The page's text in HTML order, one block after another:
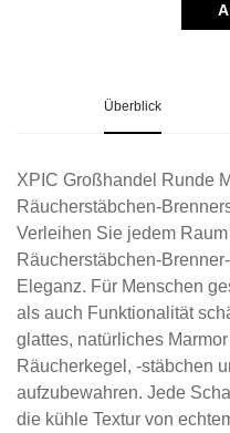
Überblick
XPIC Großhandel Runde
Räucherstäbchen-
Verleihen Sie jedem
Räucherstäbchen-
Eleganz. Für Menschen
als auch Funktionalität
glattes, natürliches
Räucherkegel, -stäbchen
aufzubewahren. Jede
die kühle Textur von